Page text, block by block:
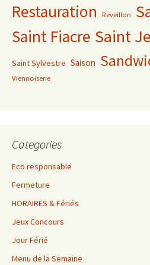
Restauration Reveillon
Saint Fiacre Saint
Saint Sylvestre Saison
Viennoiserie
Categories
Eco responsable
Fermeture
HORAIRES & Fériés
Jeux Concours
Jour Férié
Menu de la Semaine